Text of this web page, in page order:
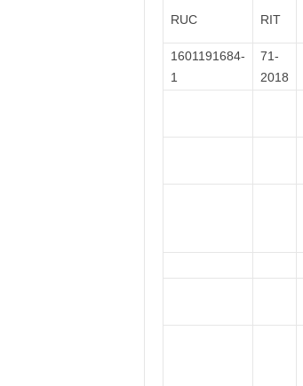
RUC RIT
1601191684-
1
71-
2018